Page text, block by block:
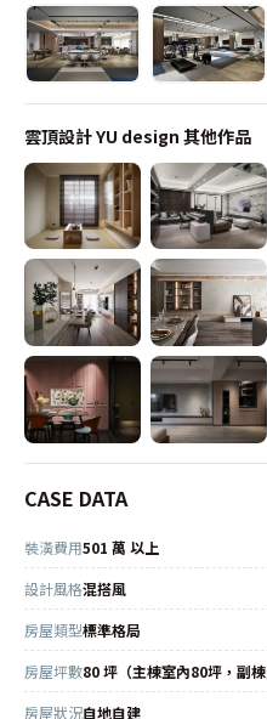
雲頂設計 YU design 其他作品
CASE DATA
裝潢費用501 萬 以上
設計風格混搭風
房屋類型標準格局
房屋坪數80 坪（主棟室內80坪，副棟
房屋狀況自地自建